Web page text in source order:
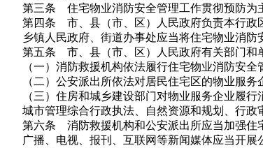
第三条 住宅物业消防安全管理工作贯彻预防为
第四条 市、县（市、区）人民政府负责本行政
乡镇人民政府、街道办事处应当将住宅物业消
第五条 市、县（市、区）人民政府有关部门和
（一）消防救援机构依法履行住宅物业消防安全
（二）公安派出所依法对居民住宅区的物业服
（三）住房和城乡建设部门对物业服务企业履
城市管理综合行政执法、自然资源和规划、行政
第六条 消防救援机构和公安派出所应当加强住
广播、电视、报刊、互联网等新闻媒体应当开